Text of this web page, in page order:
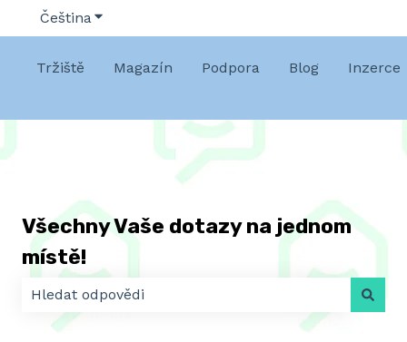
ČeštinaZobrazit podnabídku pro překlady
Tržiště Magazín Podpora Blog Inzerce
Všechny Vaše dotazy na jednom
místě!
K dispozici nejsou žádné návrhy, protože pole